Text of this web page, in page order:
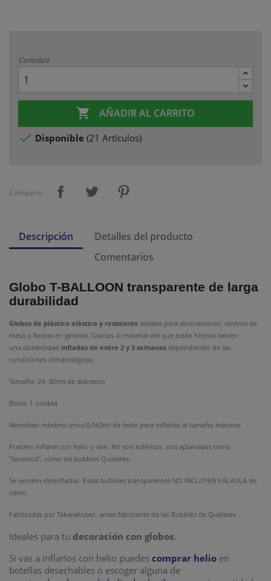
Cantidad
 AÑADIR AL CARRITO
 Disponible (21 Artículos)
Compartir
Descripción
Detalles del producto
Comentarios
Globo T-BALLOON transparente de larga
durabilidad
Globos de plástico elástico y resistente ideales para decoraciones, centros de
mesa o fiestas en general. Gracias al material del que están hechas tienen
una durabilidad infladas de entre 2 y 3 semanas dependiendo de las
condiciones climatológicas.
Tamaño: 24- 60cm de diámetro
Bolsa: 1 unidad
Necesitan máximo unos 0,042mᶾ de helio para inflarlas al tamaño máximo.
Pueden inflarse con helio y aire. No son esféricas, son aplanadas como
"lacasitos", como las bubbles Qualatex.
Se venden desinfladas. Estas bubbles transparentes NO INCLUYEN VÁLVULA de
cierre.
Fabricadas por Takarakosan, antes fabricante de las Bubbles de Qualatex .
Ideales para tu decoración con globos.
Si vas a inflarlos con helio puedes comprar helio en
botellas desechables o escoger alguna de